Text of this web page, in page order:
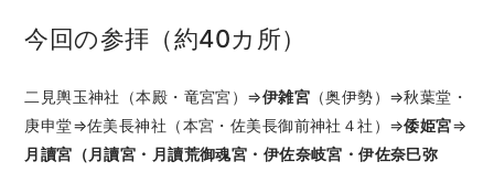
今回の参拝（約40カ所）
二見輿玉神社（本殿・竜宮宮）⇒伊雑宮（奥伊勢）⇒秋葉堂・
庚申堂⇒佐美長神社（本宮・佐美長御前神社４社）⇒倭姫宮⇒
月讀宮（月讀宮・月讀荒御魂宮・伊佐奈岐宮・伊佐奈巳弥